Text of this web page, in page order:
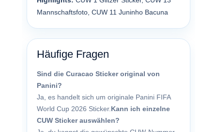
Mannschaftsfoto, CUW 11 Juninho Bacuna
Häufige Fragen
Sind die Curacao Sticker original von
Panini?
Ja, es handelt sich um originale Panini FIFA
World Cup 2026 Sticker. Kann ich einzelne
CUW Sticker auswählen?